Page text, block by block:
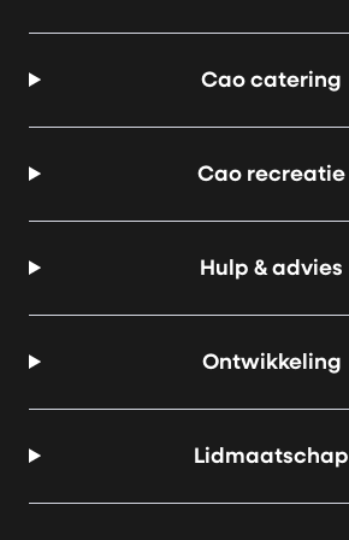
Cao catering
Cao recreatie
Hulp & advies
Ontwikkeling
Lidmaatschap